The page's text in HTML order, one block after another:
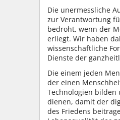
Die unermessliche
zur Verantwortung
bedroht, wenn der
erliegt. Wir haben
wissenschaftliche
Dienste der
Die einem jeden
der einen
Technologien
dienen, damit der
des Friedens